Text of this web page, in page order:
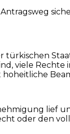
viele Rechte
lief
oder den